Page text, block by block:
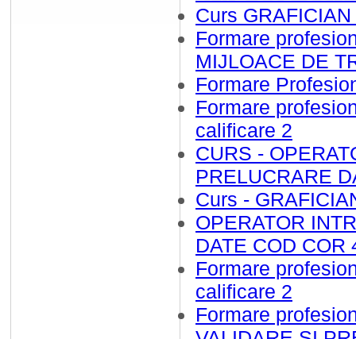
Curs
Formare
MIJLOACE DE
Formare
Formare
calificare 2
CURS -
PRELUCRARE
Curs -
OPERATOR
DATE COD COR
Formare
calificare 2
Formare